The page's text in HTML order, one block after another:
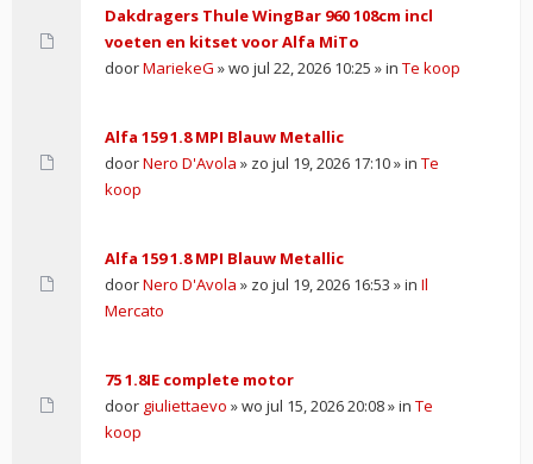
Dakdragers Thule WingBar 960 108cm incl
voeten en kitset voor Alfa MiTo
doorMariekeG » wo jul 22, 2026 10:25 » in Te koop
Alfa 159 1.8 MPI Blauw Metallic
doorNero D'Avola » zo jul 19, 2026 17:10 » in Te
koop
Alfa 159 1.8 MPI Blauw Metallic
doorNero D'Avola » zo jul 19, 2026 16:53 » in Il
Mercato
75 1.8IE complete motor
door giuliettaevo » wo jul 15, 2026 20:08 » in Te
koop